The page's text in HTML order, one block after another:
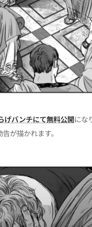
げバンチにて無料公開にな
が描かれます。